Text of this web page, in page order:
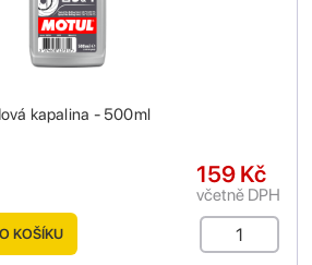
kapalina - 500ml
159 Kč
včetně DPH
KOŠÍKU